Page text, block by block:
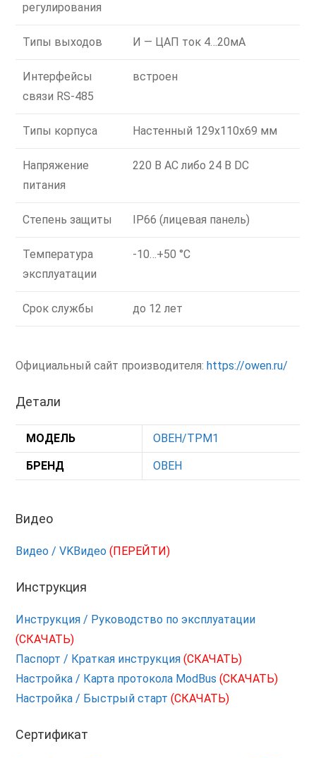
регулирования
Типы выходов И — ЦАП ток 4…20мА
Интерфейсы
связи RS-485
встроен
Типы корпуса Настенный 129x110x69 мм
Напряжение
питания
220 В AC либо 24 В DC
Степень защиты IP66 (лицевая панель)
Температура
эксплуатации
-10…+50 °C
Срок службы до 12 лет
Официальный сайт производителя: https://owen.ru/
Детали
МОДЕЛЬ ОВЕН/ТРМ1
БРЕНД ОВЕН
Видео
Видео / VKВидео(ПЕРЕЙТИ)
Инструкция
Инструкция / Руководство по эксплуатации
(СКАЧАТЬ)
Паспорт / Краткая инструкция(СКАЧАТЬ)
Настройка / Карта протокола ModBus(СКАЧАТЬ)
Настройка / Быстрый старт(СКАЧАТЬ)
Сертификат